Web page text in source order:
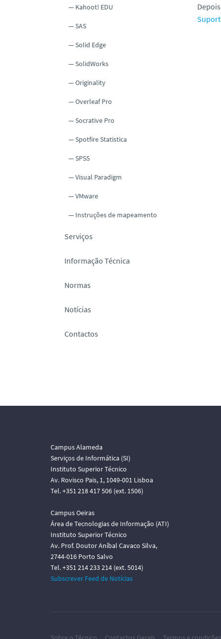
Kahoot! EDU
SAS
Solid Edge
SolidWorks
Originality
Overleaf Pro
Socrative Pro
Spotfire Statistica
SPSS
Visual Paradigm
VMware
Instruções de mapeamento
Serviços
Informação Técnica
Normas
Notícias
Contactos
Campus Alameda
Serviços de Informática (SI)
Instituto Superior Técnico
Av. Rovisco Pais, 1, 1049-001 Lisboa
Tel. +351 218 417 506 (ext. 1506)
Campus Oeiras
Área de Tecnologias de Informação (ATI)
Instituto Superior Técnico
Av. Prof. Doutor Aníbal Cavaco Silva,
2744-016 Porto Salvo
Tel. +351 214 233 214 (ext. 5014)
Subscrever Feed de Notícias